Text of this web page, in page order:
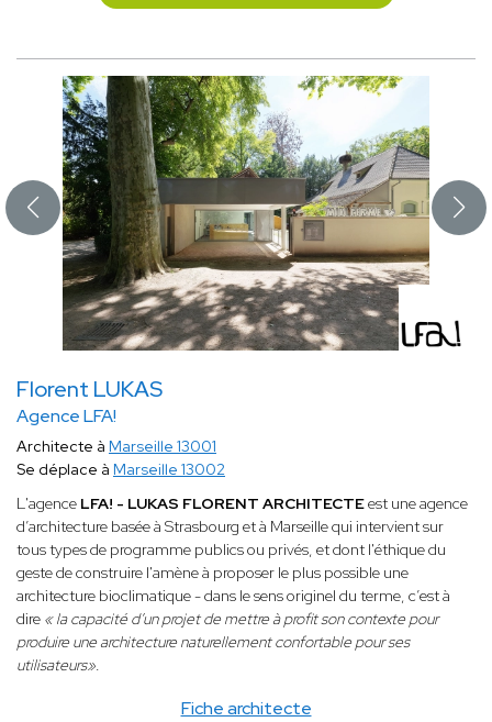
Florent LUKAS
Agence LFA!
Fiche architecte
Architecte à Marseille 13001
Se déplace à Marseille 13002
L'agence LFA! - LUKAS FLORENT ARCHITECTEest une agence
d’architecture basée à Strasbourg et à Marseille qui intervient sur
tous types de programme publics ou privés, et dont l'éthique du
geste de construire l'amène à proposer le plus possible une
architecture bioclimatique - dans le sens originel du terme, c’est à
dire « la capacité d’un projet de mettre à profit son contexte pour
produire une architecture naturellement confortable pour ses
utilisateurs».